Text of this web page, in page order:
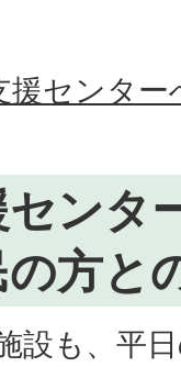
援センタ
ンタ
方と
設も、平